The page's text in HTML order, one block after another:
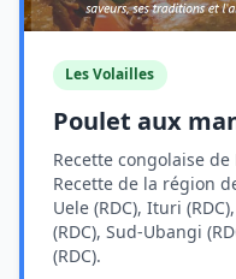
Les Volailles
Poulet aux
Recette congolaise
Recette de la région
Uele (RDC), Ituri
(RDC), Sud-Ubangi
(RDC).